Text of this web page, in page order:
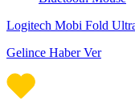
Logitech Mobi Fold
Gelince Haber Ver